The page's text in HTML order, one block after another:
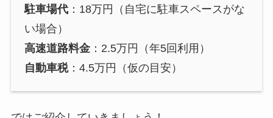
駐車場代 ：18万円（自宅に駐車スペースがな
い場合）
高速道路料金 ：2.5万円（年5回利用）
自動車税：4.5万円（仮の目安）